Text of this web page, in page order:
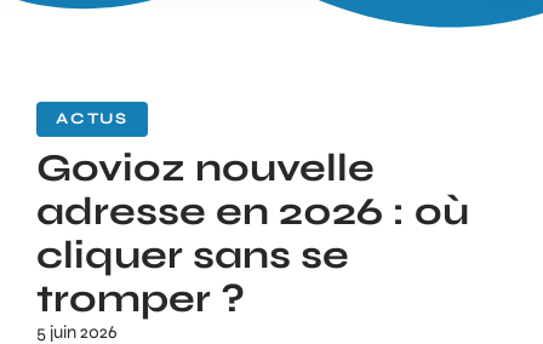
ACTUS
Govioz nouvelle
adresse en 2026 : où
cliquer sans se
tromper ?
5 juin 2026